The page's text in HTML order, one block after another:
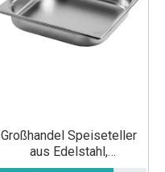
Großhandel Speiseteller
aus Edelstahl,
Lebensmittelbehälter,